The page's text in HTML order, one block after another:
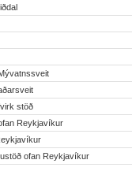
stöð
Reykjavíkur
ofan Reykjavíkur